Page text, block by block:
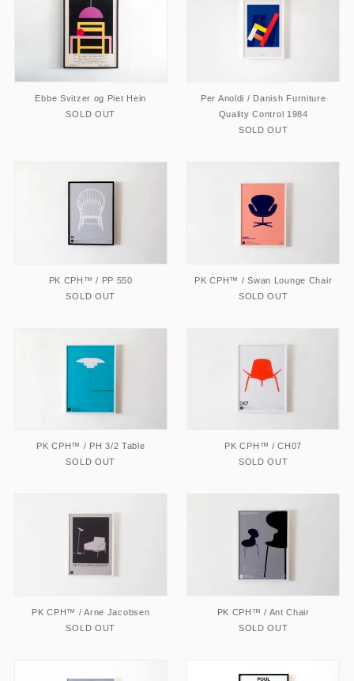
Ebbe Svitzer og Piet Hein
SOLD OUT
Per Anoldi / Danish Furniture
Quality Control 1984
SOLD OUT
PK CPH™ / PP 550
SOLD OUT
PK CPH™ / Swan Lounge Chair
SOLD OUT
PK CPH™ / PH 3/2 Table
SOLD OUT
PK CPH™ / CH07
SOLD OUT
PK CPH™ / Arne Jacobsen
SOLD OUT
PK CPH™ / Ant Chair
SOLD OUT